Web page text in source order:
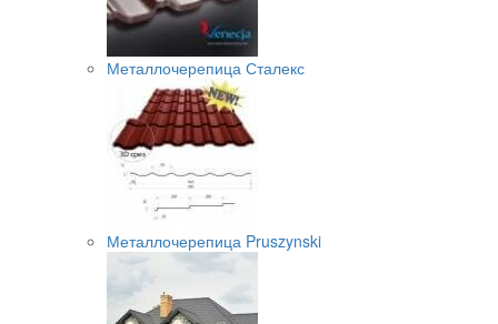
Металлочерепица Сталекс
Металлочерепица Pruszynski